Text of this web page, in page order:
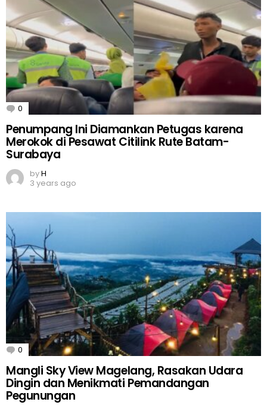
0 Comments
Penumpang Ini Diamankan Petugas karena
Merokok di Pesawat Citilink Rute Batam-
Surabaya
byH
3 years ago
0 Comments
Mangli Sky View Magelang, Rasakan Udara
Dingin dan Menikmati Pemandangan
Pegunungan